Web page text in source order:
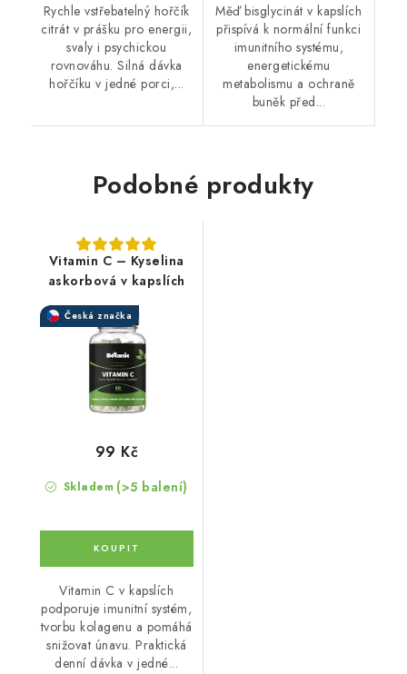
Rychle vstřebatelný hořčík
citrát v prášku pro energii,
svaly i psychickou
rovnováhu. Silná dávka
hořčíku v jedné porci,...
Měď bisglycinát v kapslích
přispívá k normální funkci
imunitního systému,
energetickému
metabolismu a ochraně
buněk před...
Podobné produkty
Vitamin C – Kyselina
askorbová v kapslích
Česká značka
Skladem (>5 balení)
99 Kč
Vitamin C v kapslích
podporuje imunitní systém,
tvorbu kolagenu a pomáhá
snižovat únavu. Praktická
denní dávka v jedné...